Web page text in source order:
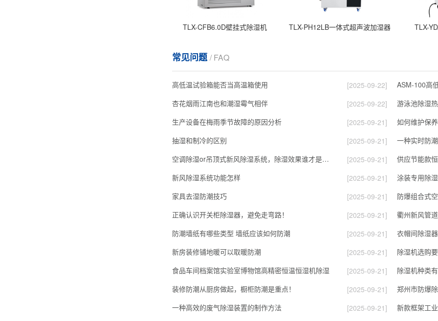
TLX-CFB6.0D壁挂式除湿机 TLX-PH12LB一体式超声波加湿器 TLX-
常见问题/ FAQ
高低温试验箱能否当高温箱使用 [2025-09-22]
ASM-100高
杏花烟雨江南也和潮湿霉气相伴
[2025-09-22]
游泳池除湿
生产设备在梅雨季节故障的原因分析
[2025-09-21]
抽湿和制冷的区别
[2025-09-21]
一种实时防
空调除湿or吊顶式新风除湿系统，除湿效果谁才是最优选择？
[2025-09-21]
供应节能款
新风除湿系统功能怎样
[2025-09-21]
涂装专用除
家具去湿防潮技巧
[2025-09-21]
正确认识开关柜除湿器，避免走弯路！
[2025-09-21]
衢州新风管
防潮墙纸有哪些类型 墙纸应该如何防潮
[2025-09-21]
衣帽间除湿
新房装修铺地暖可以取暖防潮
[2025-09-21]
除湿机选购
食品车间档案馆实验室博物馆高精密恒温恒湿机除湿
[2025-09-21]
除湿机种类
装修防潮从厨房做起，橱柜防潮是重点！
[2025-09-21]
郑州市防爆
一种高效的废气除湿装置的制作方法
[2025-09-21]
新款框架工